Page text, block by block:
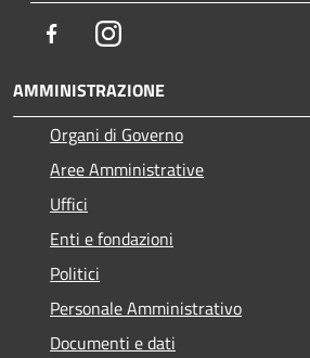
FacebookInstagram
AMMINISTRAZIONE
Organi di Governo
Aree Amministrative
Uffici
Enti e fondazioni
Politici
Personale Amministrativo
Documenti e dati